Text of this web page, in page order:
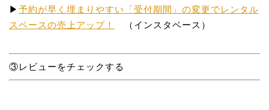
▶︎ 予約が早く埋まりやすい「受付期間」の変更でレンタル
スペースの売上アップ！
（インスタベース）
③レビューをチェックする